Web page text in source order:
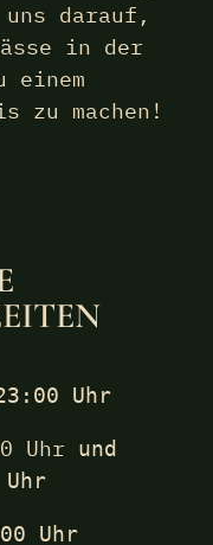
darauf,
in der
einem
zu machen!
Uhr
Uhr und
Uhr